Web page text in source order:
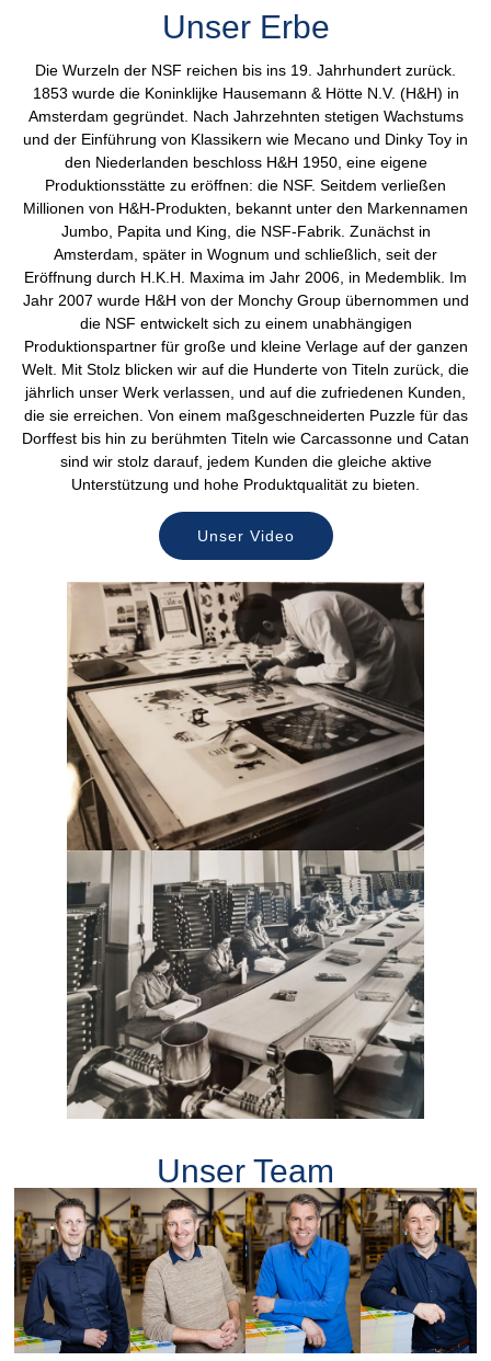
Unser Erbe
Die Wurzeln der NSF reichen bis ins 19. Jahrhundert zurück.
1853 wurde die Koninklijke Hausemann & Hötte N.V. (H&H) in
Amsterdam gegründet. Nach Jahrzehnten stetigen Wachstums
und der Einführung von Klassikern wie Mecano und Dinky Toy in
den Niederlanden beschloss H&H 1950, eine eigene
Produktionsstätte zu eröffnen: die NSF. Seitdem verließen
Millionen von H&H-Produkten, bekannt unter den Markennamen
Jumbo, Papita und King, die NSF-Fabrik. Zunächst in
Amsterdam, später in Wognum und schließlich, seit der
Eröffnung durch H.K.H. Maxima im Jahr 2006, in Medemblik. Im
Jahr 2007 wurde H&H von der Monchy Group übernommen und
die NSF entwickelt sich zu einem unabhängigen
Produktionspartner für große und kleine Verlage auf der ganzen
Welt. Mit Stolz blicken wir auf die Hunderte von Titeln zurück, die
jährlich unser Werk verlassen, und auf die zufriedenen Kunden,
die sie erreichen. Von einem maßgeschneiderten Puzzle für das
Dorffest bis hin zu berühmten Titeln wie Carcassonne und Catan
sind wir stolz darauf, jedem Kunden die gleiche aktive
Unterstützung und hohe Produktqualität zu bieten.
Unser Video
Unser Team